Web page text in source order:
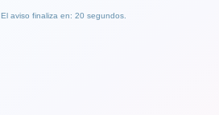
El aviso finaliza en: 19 segundos.